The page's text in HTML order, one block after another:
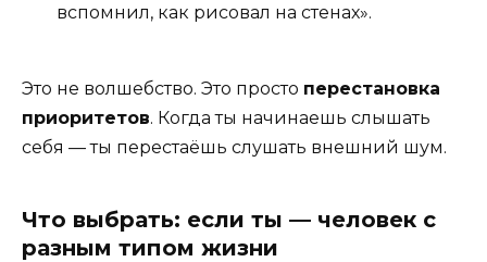
вспомнил, как рисовал на стенах».
Это не волшебство. Это просто перестановка
приоритетов. Когда ты начинаешь слышать
себя — ты перестаёшь слушать внешний шум.
Что выбрать: если ты — человек с
разным типом жизни